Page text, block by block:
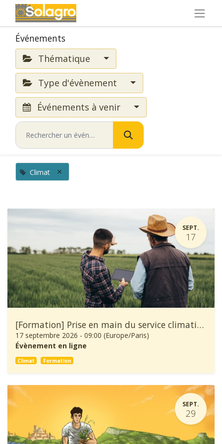
Événements
Thématique
Type d'évènement
Événements à venir
Climat ×
SEPT.
17
[Formation] Prise en main du service climatique Climadiag Agriculture et Forêt
17 septembre 2026 - 09:00 (Europe/Paris)
Évènement en ligne
Climat Formation
SEPT.
29